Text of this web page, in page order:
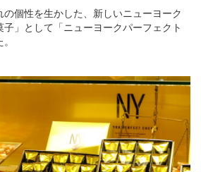
個性を生かした、新しいニューヨーク
」として「ニューヨークパーフェクト